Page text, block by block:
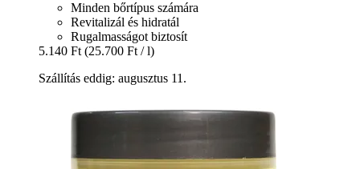
Minden bőrtípus számára
Revitalizál és hidratál
Rugalmasságot biztosít
5.140 Ft (25.700 Ft / l)
Szállítás eddig: augusztus 11.